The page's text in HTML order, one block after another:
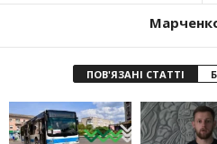
ПОВ'ЯЗАНІ СТАТТІ